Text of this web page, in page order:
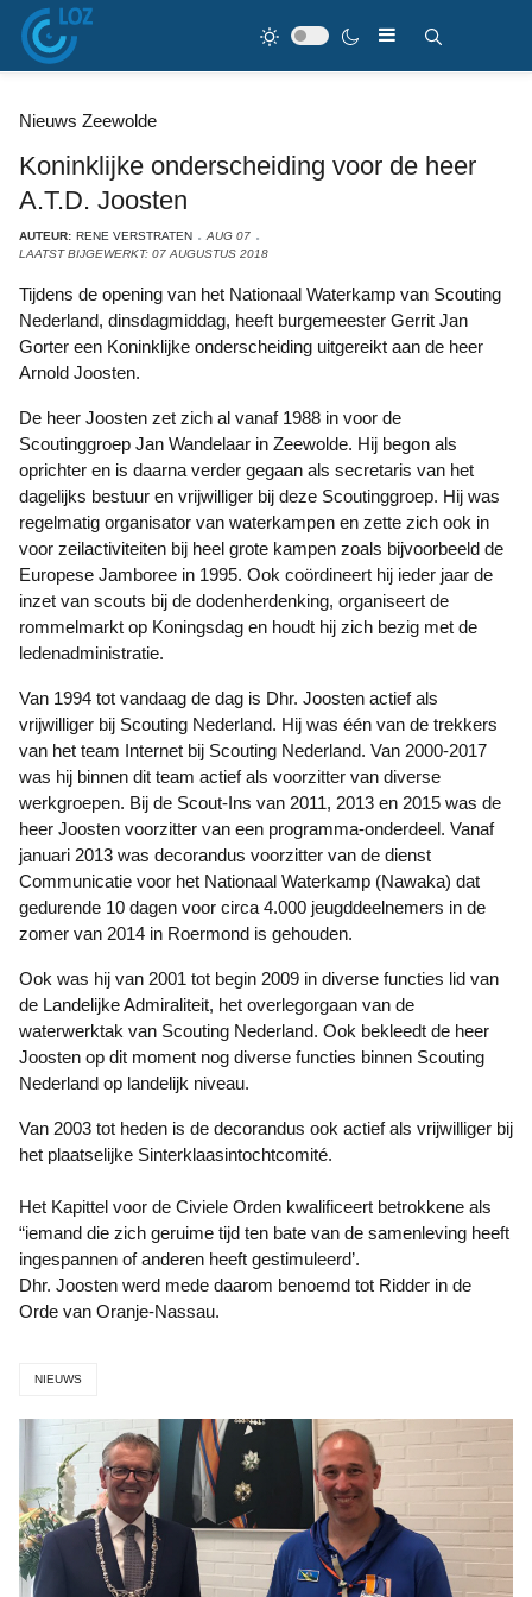
Nieuws Zeewolde
Koninklijke onderscheiding voor de heer
A.T.D. Joosten
AUTEUR: RENE VERSTRATEN
AUG 07
LAATST BIJGEWERKT: 07 AUGUSTUS 2018
Tijdens de opening van het Nationaal Waterkamp van Scouting
Nederland, dinsdagmiddag, heeft burgemeester Gerrit Jan
Gorter een Koninklijke onderscheiding uitgereikt aan de heer
Arnold Joosten.
De heer Joosten zet zich al vanaf 1988 in voor de
Scoutinggroep Jan Wandelaar in Zeewolde. Hij begon als
oprichter en is daarna verder gegaan als secretaris van het
dagelijks bestuur en vrijwilliger bij deze Scoutinggroep. Hij was
regelmatig organisator van waterkampen en zette zich ook in
voor zeilactiviteiten bij heel grote kampen zoals bijvoorbeeld de
Europese Jamboree in 1995. Ook coördineert hij ieder jaar de
inzet van scouts bij de dodenherdenking, organiseert de
rommelmarkt op Koningsdag en houdt hij zich bezig met de
ledenadministratie.
Van 1994 tot vandaag de dag is Dhr. Joosten actief als
vrijwilliger bij Scouting Nederland. Hij was één van de trekkers
van het team Internet bij Scouting Nederland. Van 2000-2017
was hij binnen dit team actief als voorzitter van diverse
werkgroepen. Bij de Scout-Ins van 2011, 2013 en 2015 was de
heer Joosten voorzitter van een programma-onderdeel. Vanaf
januari 2013 was decorandus voorzitter van de dienst
Communicatie voor het Nationaal Waterkamp (Nawaka) dat
gedurende 10 dagen voor circa 4.000 jeugddeelnemers in de
zomer van 2014 in Roermond is gehouden.
Ook was hij van 2001 tot begin 2009 in diverse functies lid van
de Landelijke Admiraliteit, het overlegorgaan van de
waterwerktak van Scouting Nederland. Ook bekleedt de heer
Joosten op dit moment nog diverse functies binnen Scouting
Nederland op landelijk niveau.
Van 2003 tot heden is de decorandus ook actief als vrijwilliger bij
het plaatselijke Sinterklaasintochtcomité.
Het Kapittel voor de Civiele Orden kwalificeert betrokkene als
“iemand die zich geruime tijd ten bate van de samenleving heeft
ingespannen of anderen heeft gestimuleerd’.
Dhr. Joosten werd mede daarom benoemd tot Ridder in de
Orde van Oranje-Nassau.
NIEUWS